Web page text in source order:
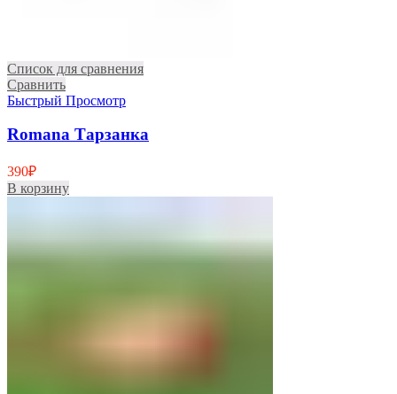
Список для сравнения
Сравнить
Быстрый Просмотр
Romana Тарзанка
390₽
В корзину